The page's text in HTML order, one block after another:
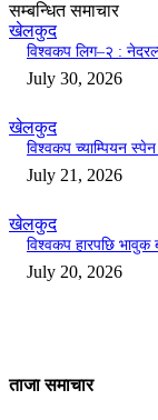
सम्बन्धित समाचार
खेलकुद
विश्वकप लिग–२ :
July 30, 2026
खेलकुद
विश्वकप च्याम्पियन स्पेन
July 21, 2026
खेलकुद
विश्वकप हारपछि भावुक
July 20, 2026
ताजा समाचार